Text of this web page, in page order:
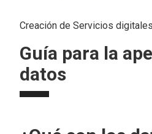
Creación de Servicios digitales
Guía para la
datos